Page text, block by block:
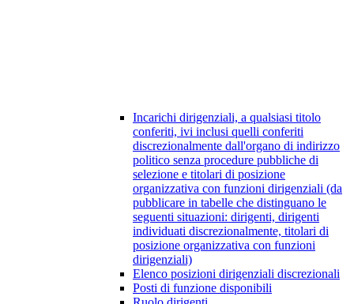
Incarichi dirigenziali, a qualsiasi titolo
conferiti, ivi inclusi quelli conferiti
discrezionalmente dall'organo di indirizzo
politico senza procedure pubbliche di
selezione e titolari di posizione
organizzativa con funzioni dirigenziali (da
pubblicare in tabelle che distinguano le
seguenti situazioni: dirigenti, dirigenti
individuati discrezionalmente, titolari di
posizione organizzativa con funzioni
dirigenziali)
Elenco posizioni dirigenziali discrezionali
Posti di funzione disponibili